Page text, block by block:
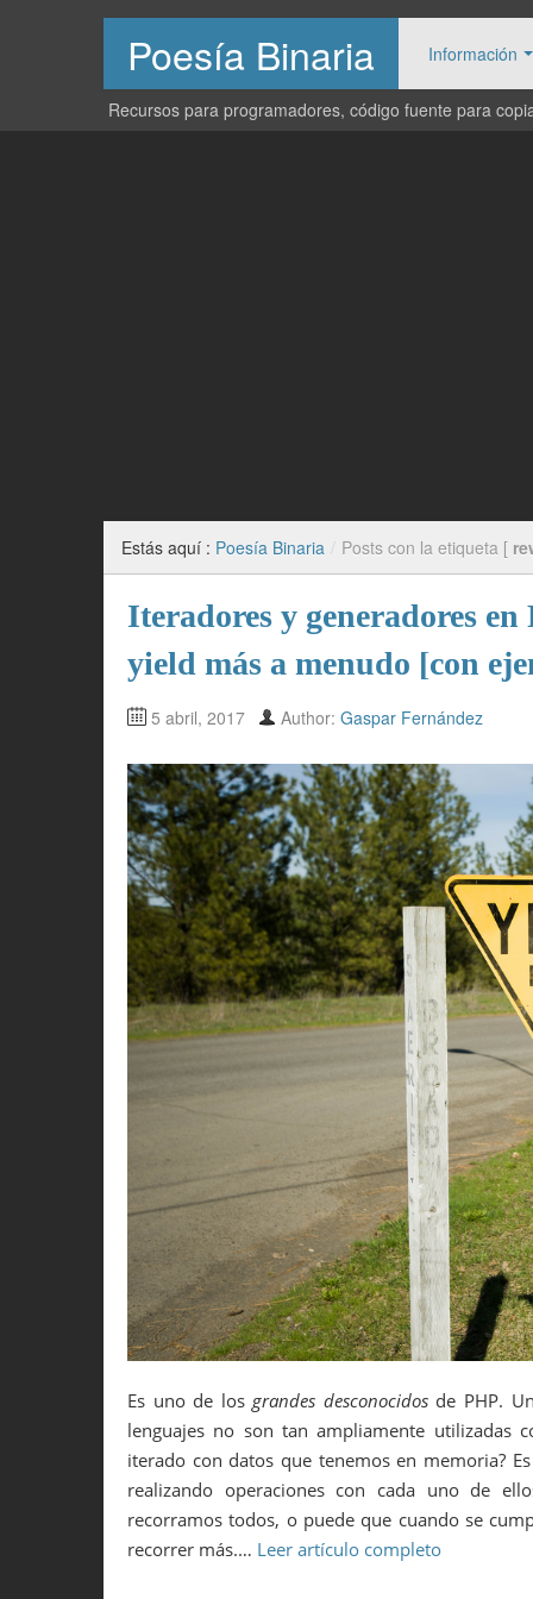
Poesía Binaria Información
Recursos para programadores, código fuente para
Estás aquí : Poesía Binaria / Posts con la etiqueta [
Iteradores y generadores
yield más a menudo [con
5 abril, 2017 Author: Gaspar Fernández
Es uno de losgrandes desconocidosde PHP.
lenguajes no son tan ampliamente utilizadas
iterado con datos que tenemos en memoria?
realizando operaciones con cada uno de
recorramos todos, o puede que cuando se
recorrer más.… Leer artículo completo